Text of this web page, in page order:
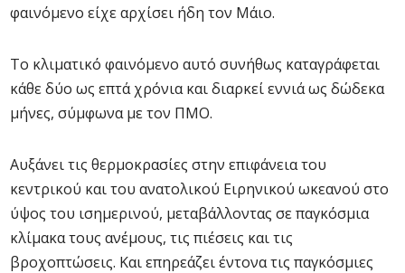
φαινόμενο είχε αρχίσει ήδη τον Μάιο.
Το κλιματικό φαινόμενο αυτό συνήθως καταγράφεται
κάθε δύο ως επτά χρόνια και διαρκεί εννιά ως δώδεκα
μήνες, σύμφωνα με τον ΠΜΟ.
Αυξάνει τις θερμοκρασίες στην επιφάνεια του
κεντρικού και του ανατολικού Ειρηνικού ωκεανού στο
ύψος του ισημερινού, μεταβάλλοντας σε παγκόσμια
κλίμακα τους ανέμους, τις πιέσεις και τις
βροχοπτώσεις. Και επηρεάζει έντονα τις παγκόσμιες